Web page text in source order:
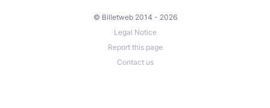
© Billetweb 2014 - 2026
Legal Notice
Report this page
Contact us